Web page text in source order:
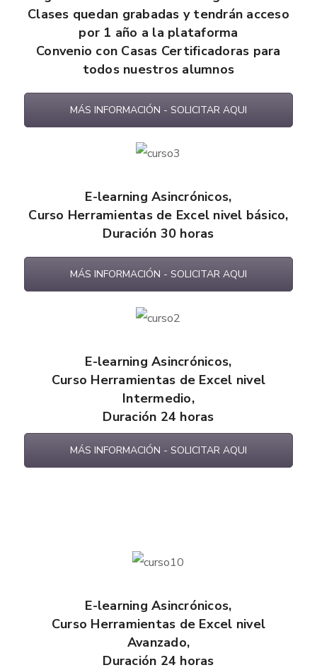
Clases quedan grabadas y tendrán acceso
por 1 año a la plataforma
Convenio con Casas Certificadoras para
todos nuestros alumnos
MÁS INFORMACIÓN - SOLICITAR AQUI
E-learningAsincrónicos,
Curso Herramientas de Excel nivel básico,
Duración 30 horas
MÁS INFORMACIÓN - SOLICITAR AQUI
E-learningAsincrónicos,
Curso Herramientas de Excel nivel
Intermedio,
Duración 24 horas
MÁS INFORMACIÓN - SOLICITAR AQUI
E-learningAsincrónicos,
Curso Herramientas de Excel nivel
Avanzado,
Duración 24 horas